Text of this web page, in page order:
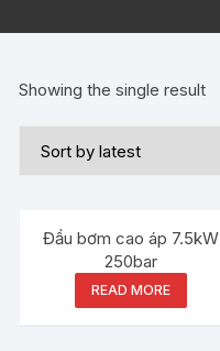
Showing the single result
Đầu bơm cao áp 7.5kW
250bar
READ MORE